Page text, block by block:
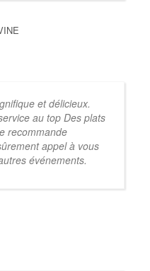
et délicieux.
au top Des plats
recommande
appel à vous
événements.